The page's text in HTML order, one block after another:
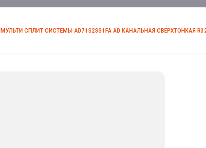
МУЛЬТИ СПЛИТ СИСТЕМЫ AD71S2SS1FA AD КАНАЛЬНАЯ СВЕРХТОНКАЯ